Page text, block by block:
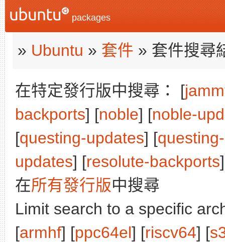
packages
» Ubuntu » 套件 » 套件搜尋
在特定發行版中搜尋： [
backports] [noble] [noble-
[questing-updates] [
updates] [resolute-backports
在所有發行版中搜尋
Limit search to a specific
[armhf] [ppc64el] [riscv64] [